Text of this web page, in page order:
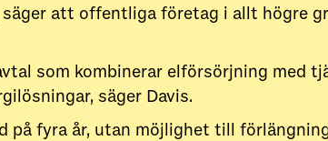
säger att offentliga företag i allt högre
som kombinerar elförsörjning med
säger Davis.
på fyra år, utan möjlighet till